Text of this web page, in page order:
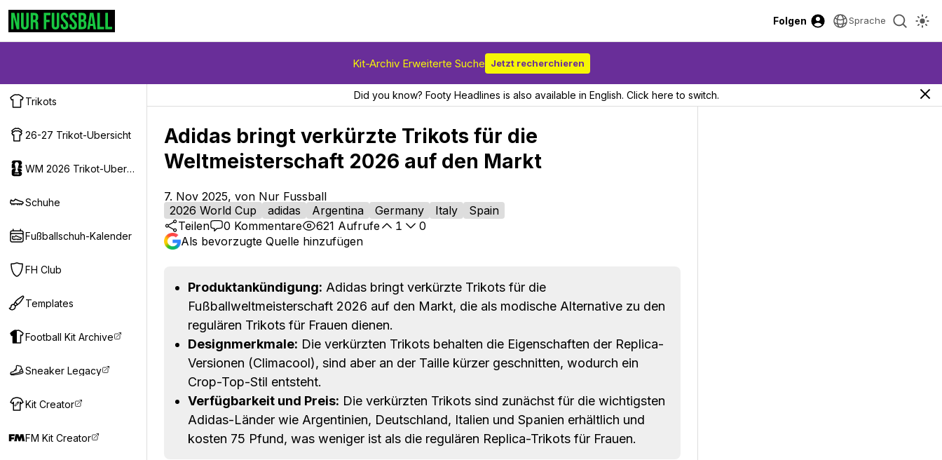
Folgen Sprache
Kit-Archiv Erweiterte Suche Jetzt recherchieren
Trikots
26-27 Trikot-Ubersicht
WM 2026 Trikot-Ubersicht
Schuhe
Fußballschuh-Kalender
FH Club
Templates
Football Kit Archive
Sneaker Legacy
Kit Creator
FM Kit Creator
Did you know? Footy Headlines is also available in English. Click here to switch.
Adidas bringt verkürzte Trikots für die
Weltmeisterschaft 2026 auf den Markt
7. Nov 2025, von Nur Fussball
2026 World Cup
adidas Argentina Germany Italy
Spain
Teilen
0 Kommentare 621 Aufrufe 1
0
Als bevorzugte Quelle hinzufügen
Produktankündigung: Adidas bringt verkürzte Trikots für die
Fußballweltmeisterschaft 2026 auf den Markt, die als modische Alternative zu den
regulären Trikots für Frauen dienen.
Designmerkmale: Die verkürzten Trikots behalten die Eigenschaften der Replica-
Versionen (Climacool), sind aber an der Taille kürzer geschnitten, wodurch ein
Crop-Top-Stil entsteht.
Verfügbarkeit und Preis: Die verkürzten Trikots sind zunächst für die wichtigsten
Adidas-Länder wie Argentinien, Deutschland, Italien und Spanien erhältlich und
kosten 75 Pfund, was weniger ist als die regulären Replica-Trikots für Frauen.